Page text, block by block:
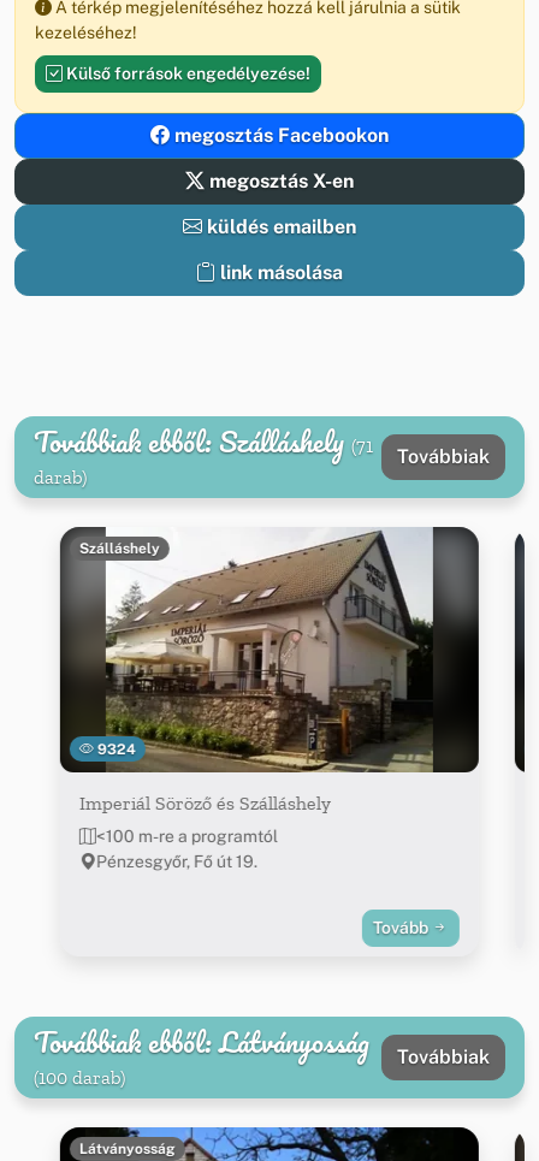
A térkép megjelenítéséhez hozzá kell járulnia a sütik
kezeléséhez!
Külső források engedélyezése!
megosztás Facebookon
megosztás X-en
küldés emailben
link másolása
Továbbiak ebből: Szálláshely (71
darab)
Továbbiak
9324
Szálláshely
Imperiál Söröző és Szálláshely
<100 m-re a programtól
Pénzesgyőr, Fő út 19.
Tovább
Továbbiak ebből: Látványosság
(100 darab)
Továbbiak
Látványosság